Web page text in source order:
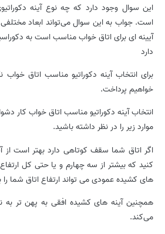
این سوال وجود دارد که چه نوع آینه
است. جواب به این سوال می‌تواند ابعاد
آیینه ای برای اتاق خواب مناسب است به
دارد
برای انتخاب آینه دکوراتیو مناسب اتاق خواب
خواهیم پرداخت.
انتخاب آینه دکوراتیو مناسب اتاق خواب کار
موارد زیر را در نظر داشته باشید.
اگر اتاق شما سقف کوتاهی دارد بهتر است از
کنید که بیشتر از سه چهارم و یا حتی کل
های کشیده عمودی می تواند ارتفاع اتاق شما را
همچنین آینه های کشیده افقی به پهن تر
می‌کند.